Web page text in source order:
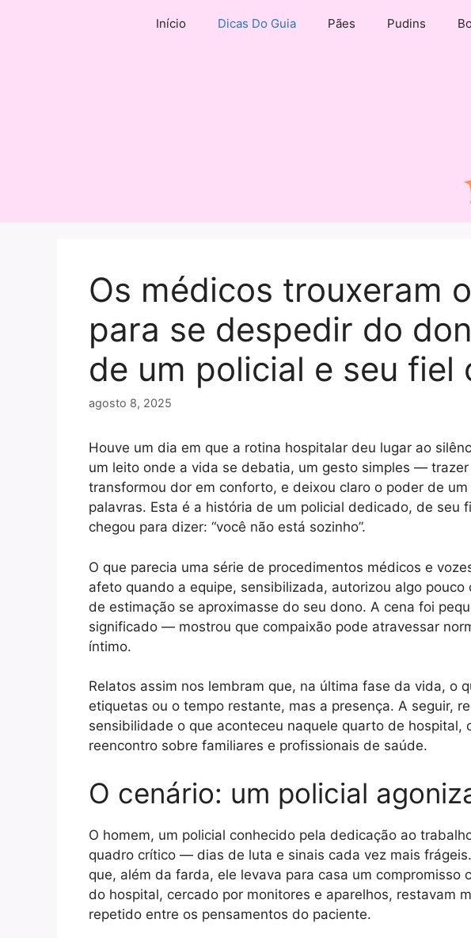
Início Dicas Do Guia Pães Pudins
Os médicos trouxeram
para se despedir do
de um policial e seu fiel
agosto 8, 2025
Houve um dia em que a rotina hospitalar deu lugar ao
um leito onde a vida se debatia, um gesto simples —
transformou dor em conforto, e deixou claro o poder de
palavras. Esta é a história de um policial dedicado, de seu
chegou para dizer: “você não está sozinho”.
O que parecia uma série de procedimentos médicos e
afeto quando a equipe, sensibilizada, autorizou algo pouco
de estimação se aproximasse do seu dono. A cena foi
significado — mostrou que compaixão pode atravessar
íntimo.
Relatos assim nos lembram que, na última fase da vida, o
etiquetas ou o tempo restante, mas a presença. A seguir,
sensibilidade o que aconteceu naquele quarto de hospital,
reencontro sobre familiares e profissionais de saúde.
O cenário: um policial
O homem, um policial conhecido pela dedicação ao
quadro crítico — dias de luta e sinais cada vez mais
que, além da farda, ele levava para casa um compromisso
do hospital, cercado por monitores e aparelhos, restavam
repetido entre os pensamentos do paciente.